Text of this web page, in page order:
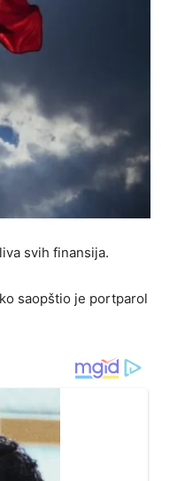
svih finansija.
saopštio je portparol